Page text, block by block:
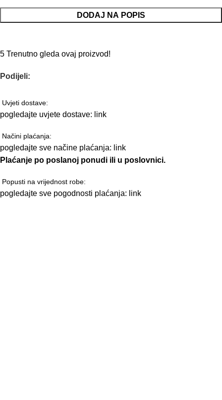
DODAJ NA POPIS
5 Trenutno gleda ovaj proizvod!
Podijeli:
Uvjeti dostave:
pogledajte uvjete dostave: link
Načini plaćanja:
pogledajte sve načine plaćanja: link
Plaćanje po poslanoj ponudi ili u poslovnici.
Popusti na vrijednost robe:
pogledajte sve pogodnosti plaćanja: link